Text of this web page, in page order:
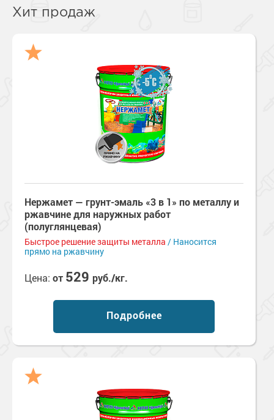
Хит продаж
Нержамет — грунт-эмаль «3 в 1» по металлу и
ржавчине для наружных работ
(полуглянцевая)
Быстрое решение защиты металла / Наносится
прямо на ржавчину
Цена: от 529 руб./кг.
Подробнее